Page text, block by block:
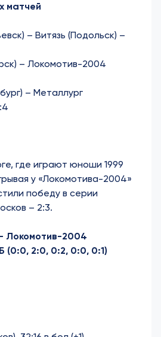
матчей
– Витязь (Подольск) –
– Локомотив-2004
– Металлург
где играют юноши 1999
у «Локомотива-2004»
победу в серии
– 2:3.
Локомотив-2004
(0:0, 2:0, 0:2, 0:0, 0:1)